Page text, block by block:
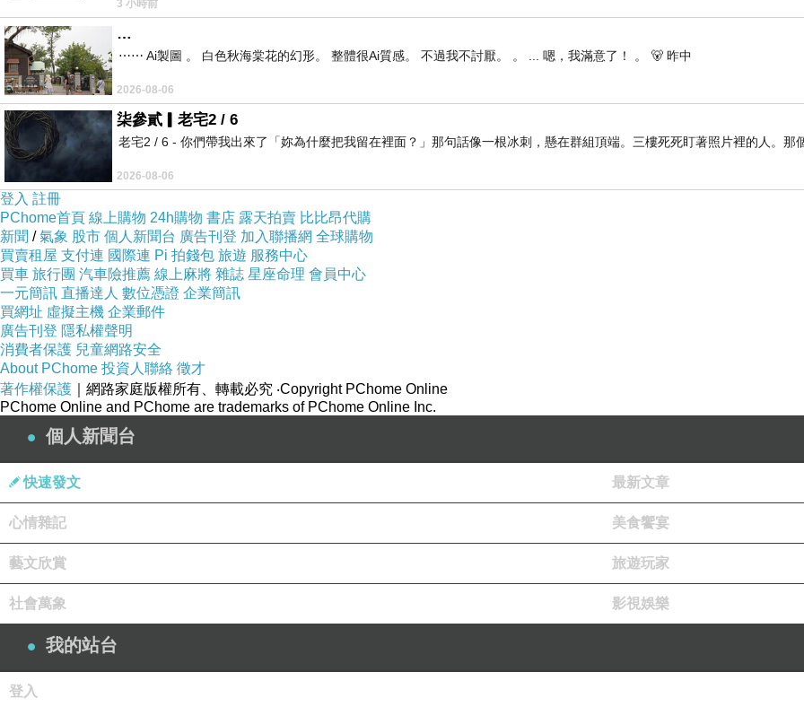
3 小時前
…
⋯⋯ Ai製圖 。 白色秋海棠花的幻形。 整體很Ai質感。 不過我不討厭。 。 ... 嗯，我滿意了！ 。 🐻 昨中
2026-08-06
柒參貳▎老宅2 / 6
老宅2 / 6 - 你們帶我出來了「妳為什麼把我留在裡面？」那句話像一根冰刺，懸在群組頂端。三樓死死盯著照片裡的人。那
2026-08-06
登入 註冊
PChome首頁 線上購物 24h購物 書店 露天拍賣 比比昂代購
新聞 /氣象 股市 個人新聞台 廣告刊登 加入聯播網 全球購物
買賣租屋 支付連 國際連 Pi 拍錢包 旅遊 服務中心
買車 旅行團 汽車險推薦 線上麻將 雜誌 星座命理 會員中心
一元簡訊 直播達人 數位憑證 企業簡訊
買網址 虛擬主機 企業郵件
廣告刊登 隱私權聲明
消費者保護 兒童網路安全
About PChome 投資人聯絡 徵才
著作權保護 ｜網路家庭版權所有、轉載必究 ‧Copyright PChome Online
PChome Online and PChome are trademarks of PChome Online Inc.
個人新聞台
快速發文 最新文章
心情雜記 美食饗宴
藝文欣賞 旅遊玩家
社會萬象 影視娛樂
我的站台
登入